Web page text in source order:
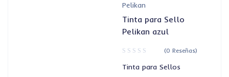
Pelikan
Tinta para Sello
Pelikan azul
(0 Reseñas)
Tinta para Sellos